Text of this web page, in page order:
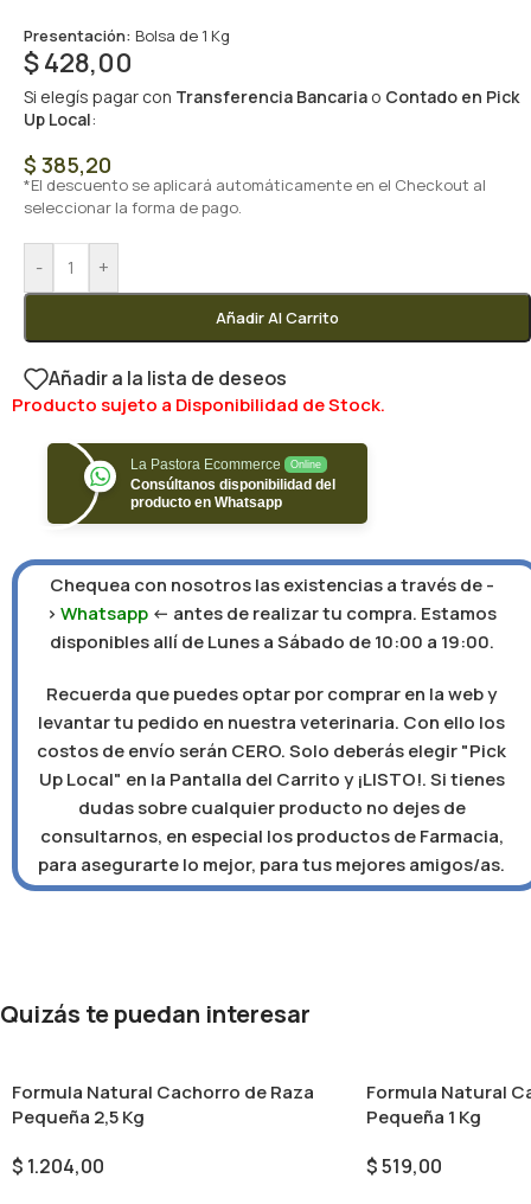
Presentación: Bolsa de 1 Kg
$428,00
Si elegís pagar con Transferencia Bancaria o Contado en Pick
Up Local:
$ 385,20
*El descuento se aplicará automáticamente en el Checkout al
seleccionar la forma de pago.
- +
Añadir Al Carrito
Añadir a la lista de deseos
Producto sujeto a Disponibilidad de Stock.
La Pastora Ecommerce Online
Consúltanos disponibilidad del
producto en Whatsapp
Chequea con nosotros las existencias a través de -
>Whatsapp <- antes de realizar tu compra. Estamos
disponibles allí de Lunes a Sábado de 10:00 a 19:00.
Recuerda que puedes optar por comprar en la web y
levantar tu pedido en nuestra veterinaria. Con ello los
costos de envío serán CERO. Solo deberás elegir "Pick
Up Local" en la Pantalla del Carrito y ¡LISTO!. Si tienes
dudas sobre cualquier producto no dejes de
consultarnos, en especial los productos de Farmacia,
para asegurarte lo mejor, para tus mejores amigos/as.
Quizás te puedan interesar
Formula Natural Cachorro de Raza
Pequeña 2,5 Kg
$ 1.204,00
Formula Natural
Pequeña 1 Kg
$519,00